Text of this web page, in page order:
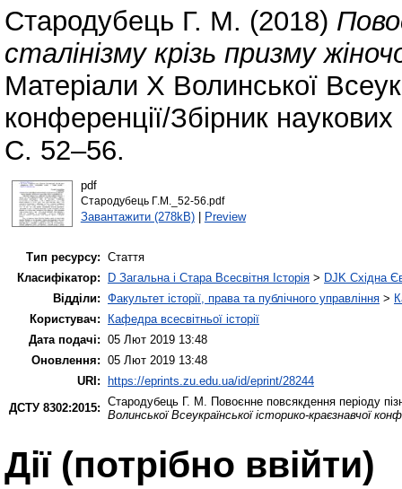
Стародубець Г. М. (2018)
сталінізму крізь призму
Матеріали Х Волинської
конференції/Збірник
С. 52–56.
pdf
Стародубець Г.М._52-56.pdf
Завантажити (278kB)| Preview
Тип ресурсу: Стаття
Класифікатор:
D Загальна і Стара Всесвітня Історія > DJK Східна
Відділи: Факультет історії, права та публічного управління >
Користувач:
Кафедра всесвітньої історії
Дата подачі: 05 Лют 2019 13:48
Оновлення: 05 Лют 2019 13:48
URI:
https://eprints.zu.edu.ua/id/eprint/28244
ДСТУ 8302:2015: Стародубець Г. М. Повоєнне повсякдення періоду
Волинської Всеукраїнської історико-краєзнавчої
Дії ​​(потрібно ввійти)